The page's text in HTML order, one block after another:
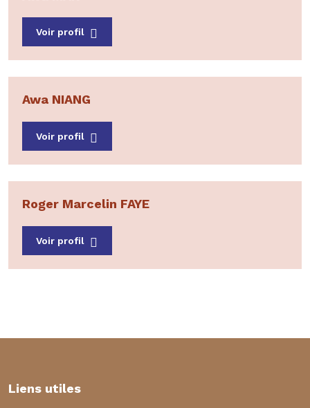
Voir profil
Awa NIANG
Voir profil
Roger Marcelin FAYE
Voir profil
Liens utiles